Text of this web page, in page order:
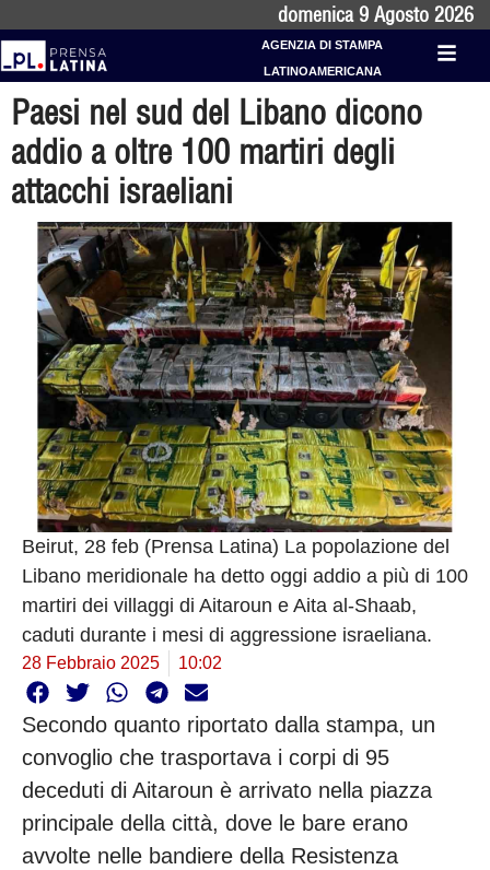
domenica 9 Agosto 2026
AGENZIA DI STAMPA
LATINOAMERICANA
Paesi nel sud del Libano dicono
addio a oltre 100 martiri degli
attacchi israeliani
Beirut, 28 feb (Prensa Latina) La popolazione del
Libano meridionale ha detto oggi addio a più di 100
martiri dei villaggi di Aitaroun e Aita al-Shaab,
caduti durante i mesi di aggressione israeliana.
28 Febbraio 2025 10:02
Secondo quanto riportato dalla stampa, un
convoglio che trasportava i corpi di 95
deceduti di Aitaroun è arrivato nella piazza
principale della città, dove le bare erano
avvolte nelle bandiere della Resistenza